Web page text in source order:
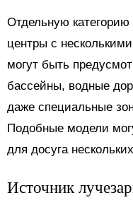
Отдельную
центры с
могут быть
бассейны, водные
даже специальные
Подобные модели
для досуга
Источник